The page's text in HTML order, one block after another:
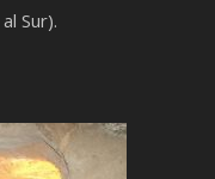
Sur).